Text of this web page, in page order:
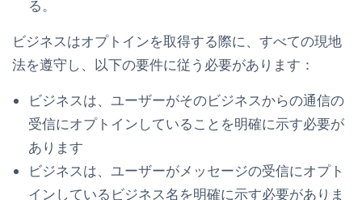
る。
ビジネスはオプトインを取得する際に、すべての現地
法を遵守し、以下の要件に従う必要があります：
ビジネスは、ユーザーがそのビジネスからの通信の
受信にオプトインしていることを明確に示す必要が
あります
ビジネスは、ユーザーがメッセージの受信にオプト
インしているビジネス名を明確に示す必要がありま